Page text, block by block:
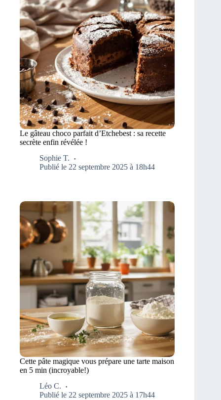
Le gâteau choco parfait d’Etchebest : sa recette
secrète enfin révélée !
Sophie T.
Publié le 22 septembre 2025 à 18h44
Cette pâte magique vous prépare une tarte maison
en 5 min (incroyable!)
Léo C.
Publié le 22 septembre 2025 à 17h44